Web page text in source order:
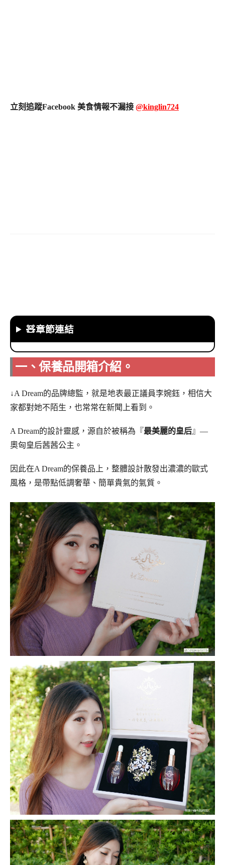
立刻追蹤Facebook 美食情報不漏接 @kinglin724
🧸章節連結
一、保養品開箱介紹。
↓A Dream的品牌總監，就是地表最正議員李婉鈺，相信大
家都對她不陌生，也常常在新聞上看到。
A Dream的設計靈感，源自於被稱為『最美麗的皇后』—
奧匈皇后茜茜公主。
因此在A Dream的保養品上，整體設計散發出濃濃的歐式
風格，是帶點低調奢華、簡單貴氣的氣質。